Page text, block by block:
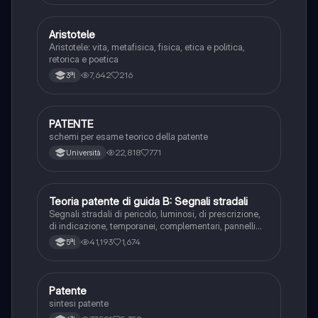
Filosofia
Aristotele
Aristotele: vita, metafisica, fisica, etica e politica,
retorica e poetica
3ªl 7,642 216
Altro
PATENTE
schemi per esame teorico della patente
Università 22,818 771
Ed. civ.
Teoria patente di guida B: Segnali stradali
Segnali stradali di pericolo, luminosi, di prescrizione,
di indicazione, temporanei, complementari, pannelli
integrativi, segnaletica orizzontale, segnalazioni
agenti del traffico, distanza di visibilità per l‘arresto,
5ªl 41,193 1,674
Altro
Patente
sintesi patente